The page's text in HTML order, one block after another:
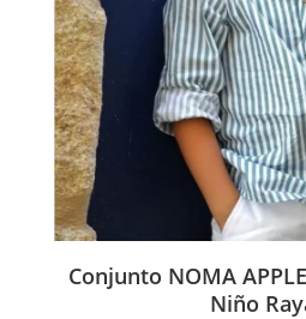
Conjunto NOMA
Niño